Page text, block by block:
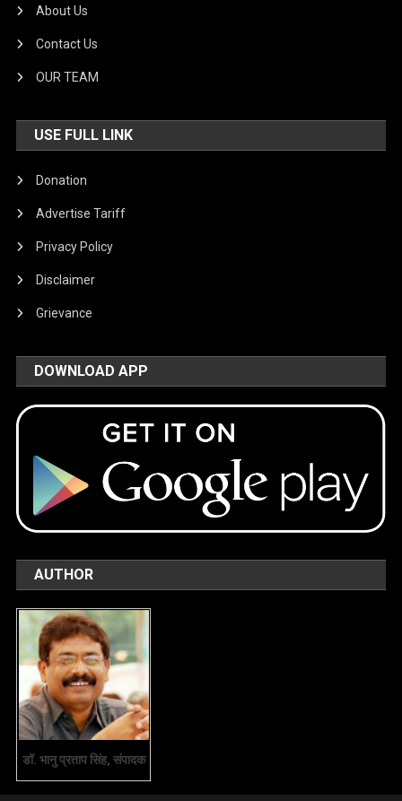
About Us
Contact Us
OUR TEAM
USE FULL LINK
Donation
Advertise Tariff
Privacy Policy
Disclaimer
Grievance
DOWNLOAD APP
AUTHOR
डॉ. भानु प्रताप सिंह, संपादक